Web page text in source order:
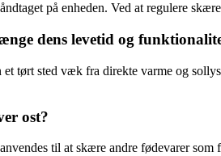
på enheden. Ved at regulere
dens levetid og
tørt sted væk fra direkte varme og
ost?
til at skære andre fødevarer